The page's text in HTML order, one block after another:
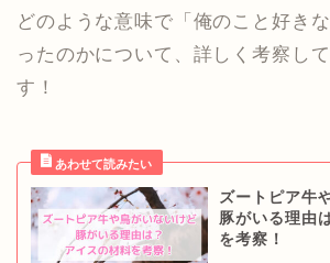
どのような意味で「俺のこと好き
ったのかについて、詳しく考察し
す！
ズートピア牛
豚がいる理由
を考察！